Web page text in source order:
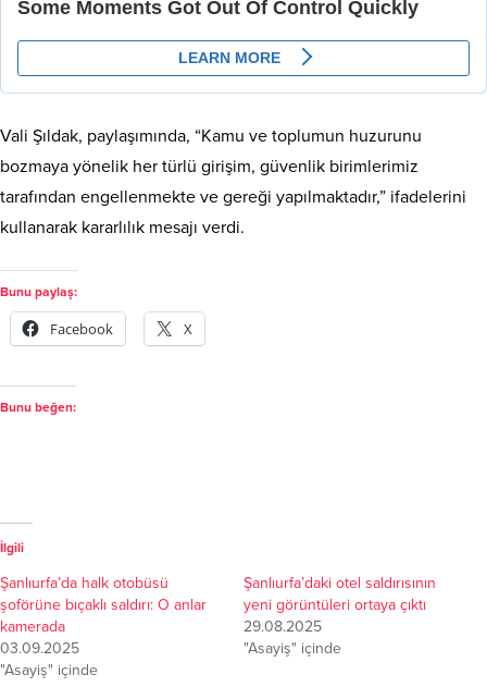
Vali Şıldak, paylaşımında, “Kamu ve toplumun huzurunu
bozmaya yönelik her türlü girişim, güvenlik birimlerimiz
tarafından engellenmekte ve gereği yapılmaktadır,” ifadelerini
kullanarak kararlılık mesajı verdi.
Bunu paylaş:
Facebook X
Bunu beğen:
İlgili
Şanlıurfa’da halk otobüsü
şoförüne bıçaklı saldırı: O anlar
kamerada
03.09.2025
"Asayiş" içinde
Şanlıurfa’daki otel saldırısının
yeni görüntüleri ortaya çıktı
29.08.2025
"Asayiş" içinde